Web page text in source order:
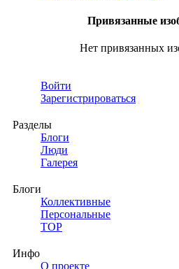
Привязанные
Нет привязанных
Войти
Зарегистрироваться
Разделы
Блоги
Люди
Галерея
Блоги
Коллективные
Персональные
TOP
Инфо
О проекте